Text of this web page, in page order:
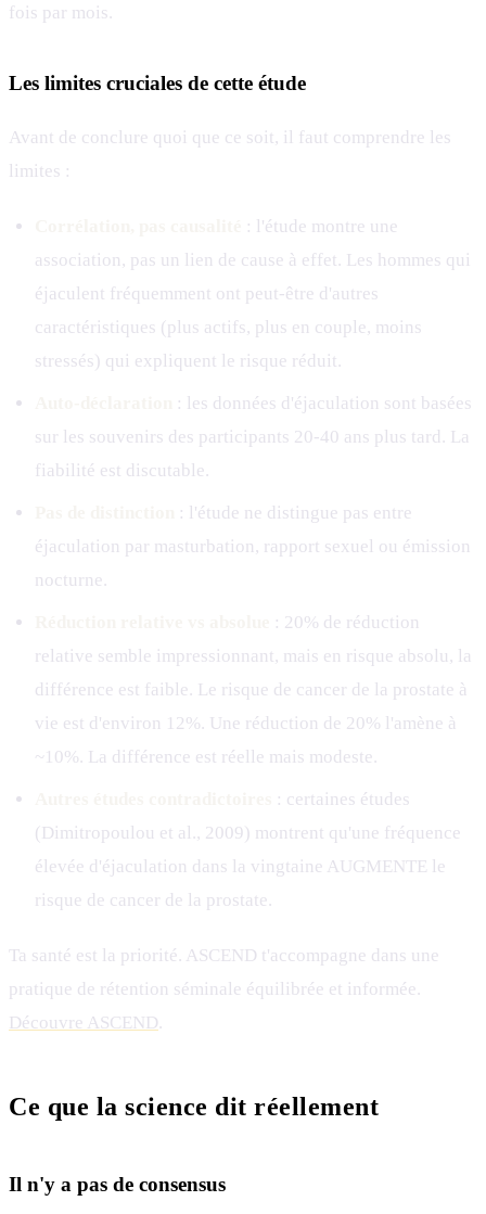
fois par mois.
Les limites cruciales de cette étude
Avant de conclure quoi que ce soit, il faut comprendre les
limites :
: l'étude montre une
association, pas un lien de cause à effet. Les hommes qui
éjaculent fréquemment ont peut-être d'autres
caractéristiques (plus actifs, plus en couple, moins
stressés) qui expliquent le risque réduit.
: les données d'éjaculation sont basées
sur les souvenirs des participants 20-40 ans plus tard. La
fiabilité est discutable.
: l'étude ne distingue pas entre
éjaculation par masturbation, rapport sexuel ou émission
nocturne.
: 20% de réduction
relative semble impressionnant, mais en risque absolu, la
différence est faible. Le risque de cancer de la prostate à
vie est d'environ 12%. Une réduction de 20% l'amène à
~10%. La différence est réelle mais modeste.
: certaines études
(Dimitropoulou et al., 2009) montrent qu'une fréquence
élevée d'éjaculation dans la vingtaine AUGMENTE le
risque de cancer de la prostate.
Ta santé est la priorité. ASCEND t'accompagne dans une
pratique de rétention séminale équilibrée et informée.
Découvre ASCEND.
Ce que la science dit réellement
Il n'y a pas de consensus